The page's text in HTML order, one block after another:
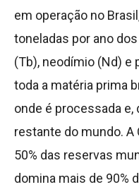
em operação no
toneladas por ano
(Tb), neodímio (Nd) e
toda a matéria prima
onde é processada e,
restante do mundo.
50% das reservas
domina mais de 90%